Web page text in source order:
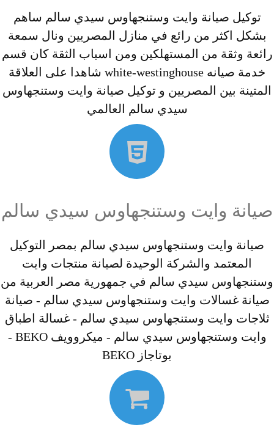
توكيل صيانة وايت وستنجهاوس سيدي سالم ساهم
بشكل اكثر من رائع في منازل المصريين ونال سمعة
رائعة وثقة من المستهلكين ومن اسباب الثقة كان قسم
خدمة صيانه white-westinghouse شاهدا على العلاقة
المتينة بين المصريين و توكيل صيانة وايت وستنجهاوس
سيدي سالم العالمي
صيانة وايت وستنجهاوس سيدي سالم
صيانة وايت وستنجهاوس سيدي سالم بمصر التوكيل
المعتمد والشركة الوحيدة لصيانة منتجات وايت
وستنجهاوس سيدي سالم في جمهورية مصر العربية من
صيانة غسالات وايت وستنجهاوس سيدي سالم - صيانة
ثلاجات وايت وستنجهاوس سيدي سالم - غسالة اطباق
وايت وستنجهاوس سيدي سالم - ميكروويف BEKO -
بوتاجاز BEKO